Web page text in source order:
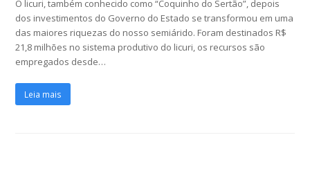
O licuri, também conhecido como “Coquinho do Sertão”, depois
dos investimentos do Governo do Estado se transformou em uma
das maiores riquezas do nosso semiárido. Foram destinados R$
21,8 milhões no sistema produtivo do licuri, os recursos são
empregados desde…
Leia mais